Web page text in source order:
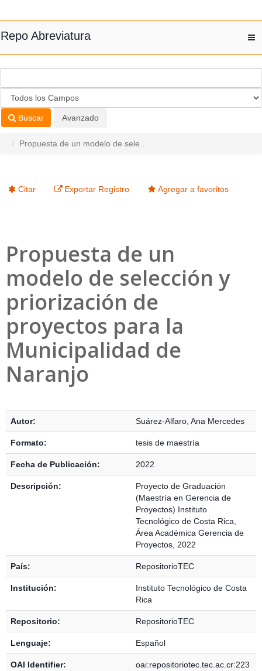
Repo Abreviatura
Buscar Avanzado
Propuesta de un modelo de sele...
Citar Exportar Registro Agregar a favoritos
Propuesta de un
modelo de selección y
priorización de
proyectos para la
Municipalidad de
Naranjo
Autor: Suárez-Alfaro, Ana Mercedes
Formato: tesis de maestría
Fecha de Publicación: 2022
Descripción:
Proyecto de Graduación
(Maestría en Gerencia de
Proyectos) Instituto
Tecnológico de Costa Rica,
Área Académica Gerencia de
Proyectos, 2022
País: RepositorioTEC
Institución:
Instituto Tecnológico de Costa
Rica
Repositorio: RepositorioTEC
Lenguaje: Español
OAI Identifier:
oai:repositoriotec.tec.ac.cr:223